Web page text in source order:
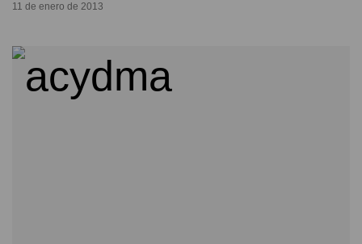
11 de enero de 2013